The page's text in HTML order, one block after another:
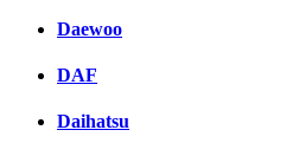
Daewoo
DAF
Daihatsu